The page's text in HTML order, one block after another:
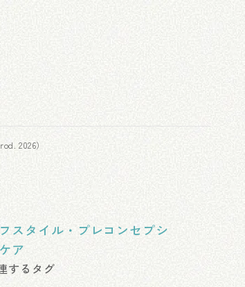
2026）
スタイル・プレコンセプシ
ア
するタグ